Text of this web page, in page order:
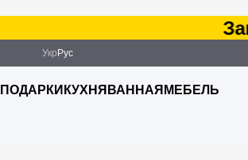
Укр Рус
ПОДАРКИ КУХНЯ ВАННАЯ МЕБЕЛЬ